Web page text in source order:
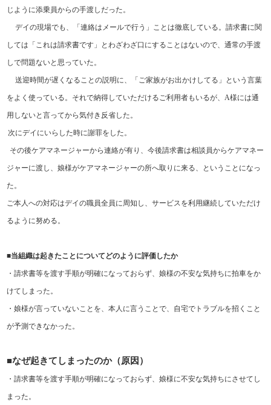
じように添乗員からの手渡しだった。
デイの現場でも、「連絡はメールで行う」ことは徹底している。請求書に関
しては「これは請求書です」とわざわざ口にすることはないので、通常の手渡
しで問題ないと思っていた。
送迎時間が遅くなることの説明に、「ご家族がお出かけしてる」という言葉
をよく使っている。それで納得していただけるご利用者もいるが、 A様には通
用しないと言ってから気付き反省した。
次にデイにいらした時に謝罪をした。
その後ケアマネージャーから連絡が有り、今後請求書は相談員からケアマネー
ジャーに渡し、娘様がケアマネージャーの所へ取りに来る、ということになっ
た。
ご本人への対応はデイの職員全員に周知し、サービスを利用継続していただけ
るように努める。
■当組織は起きたことについてどのように評価したか
・請求書等を渡す手順が明確になっておらず、娘様の不安な気持ちに拍車をか
けてしまった。
・娘様が言っていないことを、本人に言うことで、自宅でトラブルを招くこと
が予測できなかった。
■なぜ起きてしまったのか（原因）
・請求書等を渡す手順が明確になっておらず、娘様に不安な気持ちにさせてし
まった。